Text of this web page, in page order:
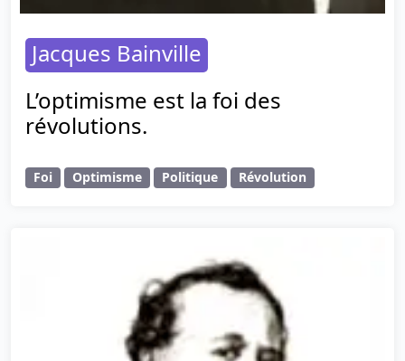
Jacques Bainville
L’optimisme est la foi des
révolutions.
Foi Optimisme Politique Révolution